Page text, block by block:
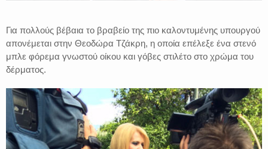
Για πολλούς βέβαια το βραβείο της πιο καλοντυμένης υπουργού
απονέμεται στην Θεοδώρα Τζάκρη, η οποία επέλεξε ένα στενό
μπλε φόρεμα γνωστού οίκου και γόβες στιλέτο στο χρώμα του
δέρματος.